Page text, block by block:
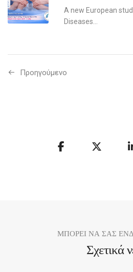
A new European
Diseases...
Προηγούμενo
ΜΠΟΡΕΙ ΝΑ ΣΑΣ
Σχετικά